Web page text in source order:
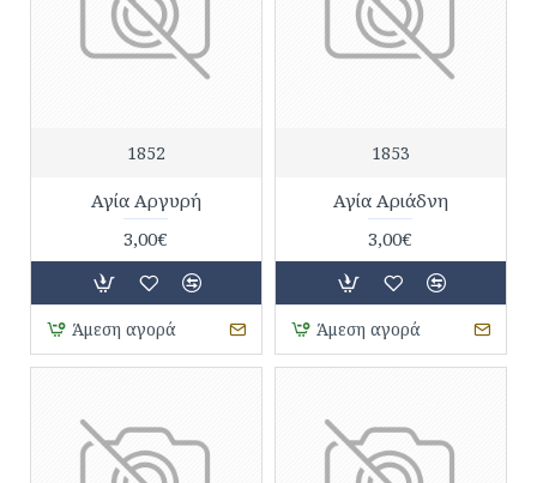
1852
Αγία Αργυρή
3,00€
Άμεση αγορά
1853
Αγία Αριάδνη
3,00€
Άμεση αγορά